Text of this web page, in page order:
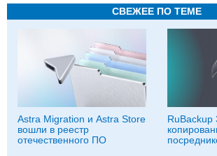
СВЕЖЕЕ ПО ТЕМЕ
Astra Migration и Astra Store
вошли в реестр
отечественного ПО
RuBackup